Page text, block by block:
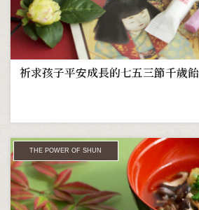
祈求孩子平安成長的七五三節千歲飴
THE POWER OF SHUN